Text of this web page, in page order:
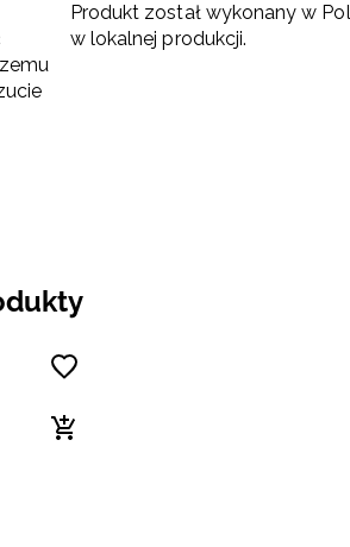
Produkt został wykonany w
w lokalnej produkcji.